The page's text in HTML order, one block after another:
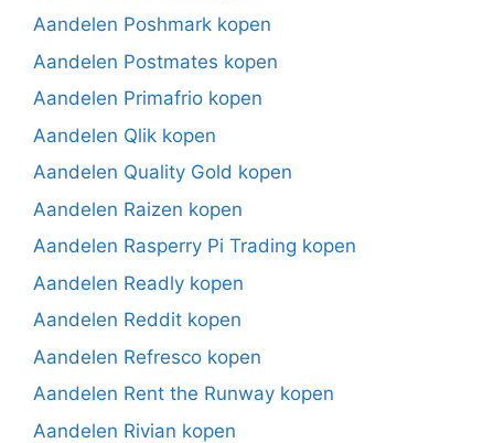
Aandelen Poshmark kopen
Aandelen Postmates kopen
Aandelen Primafrio kopen
Aandelen Qlik kopen
Aandelen Quality Gold kopen
Aandelen Raizen kopen
Aandelen Rasperry Pi Trading kopen
Aandelen Readly kopen
Aandelen Reddit kopen
Aandelen Refresco kopen
Aandelen Rent the Runway kopen
Aandelen Rivian kopen